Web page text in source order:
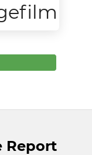
als
Report